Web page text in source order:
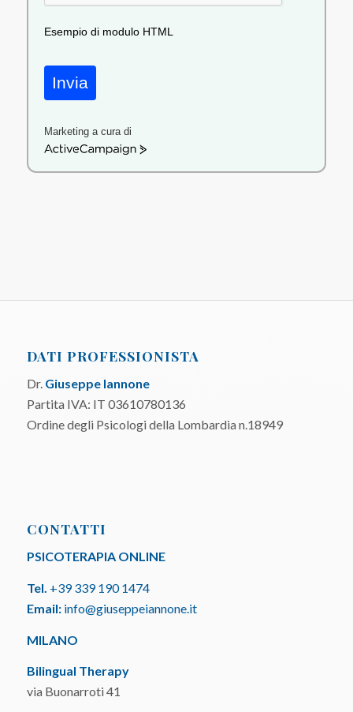
Esempio di modulo HTML
Invia
Marketing a cura di
ActiveCampaign
DATI PROFESSIONISTA
Dr. Giuseppe Iannone
Partita IVA: IT 03610780136
Ordine degli Psicologi della Lombardia n.18949
CONTATTI
PSICOTERAPIA ONLINE
Tel. +39 339 190 1474
Email: info@giuseppeiannone.it
MILANO
Bilingual Therapy
via Buonarroti 41